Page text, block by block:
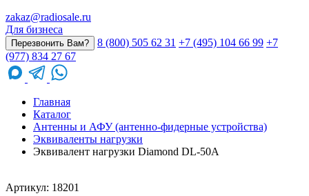
zakaz@radiosale.ru
Для бизнеса
Перезвонить Вам? 8 (800) 505 62 31 +7 (495) 104 66 99 +7
(977) 834 27 67
Главная
Каталог
Антенны и АФУ (антенно-фидерные устройства)
Эквиваленты нагрузки
Эквивалент нагрузки Diamond DL-50A
Артикул: 18201